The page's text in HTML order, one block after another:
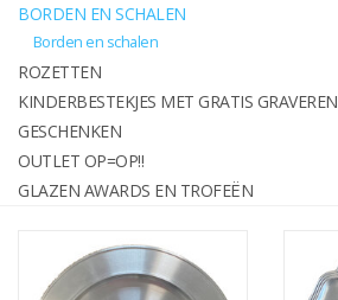
Geschenken
OUTLET OP=OP!!
Relatiegeschenken
BORDEN EN SCHALEN
Borden en schalen
ROZETTEN
KINDERBESTEKJES MET GRATIS GRAVEREN
GESCHENKEN
OUTLET OP=OP!!
GLAZEN AWARDS EN TROFEËN